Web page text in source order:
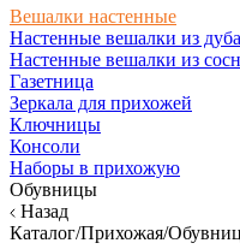
Вешалки настенные
Настенные вешалки из дуба
Настенные вешалки из
Газетница
Зеркала для прихожей
Ключницы
Консоли
Наборы в прихожую
Обувницы
Назад
Каталог/Прихожая/